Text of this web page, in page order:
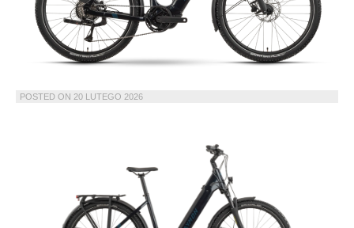
POSTED ON 20 LUTEGO 2026